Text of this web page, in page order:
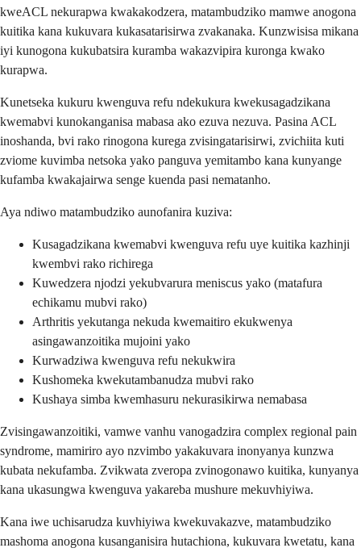
kweACL nekurapwa kwakakodzera, matambudziko mamwe anogona
kuitika kana kukuvara kukasatarisirwa zvakanaka. Kunzwisisa mikana
iyi kunogona kukubatsira kuramba wakazvipira kuronga kwako
kurapwa.
Kunetseka kukuru kwenguva refu ndekukura kwekusagadzikana
kwemabvi kunokanganisa mabasa ako ezuva nezuva. Pasina ACL
inoshanda, bvi rako rinogona kurega zvisingatarisirwi, zvichiita kuti
zviome kuvimba netsoka yako panguva yemitambo kana kunyange
kufamba kwakajairwa senge kuenda pasi nematanho.
Aya ndiwo matambudziko aunofanira kuziva:
Kusagadzikana kwemabvi kwenguva refu uye kuitika kazhinji
kwembvi rako richirega
Kuwedzera njodzi yekubvarura meniscus yako (matafura
echikamu mubvi rako)
Arthritis yekutanga nekuda kwemaitiro ekukwenya
asingawanzoitika mujoini yako
Kurwadziwa kwenguva refu nekukwira
Kushomeka kwekutambanudza mubvi rako
Kushaya simba kwemhasuru nekurasikirwa nemabasa
Zvisingawanzoitiki, vamwe vanhu vanogadzira complex regional pain
syndrome, mamiriro ayo nzvimbo yakakuvara inonyanya kunzwa
kubata nekufamba. Zvikwata zveropa zvinogonawo kuitika, kunyanya
kana ukasungwa kwenguva yakareba mushure mekuvhiyiwa.
Kana iwe uchisarudza kuvhiyiwa kwekuvakazve, matambudziko
mashoma anogona kusanganisira hutachiona, kukuvara kwetatu, kana